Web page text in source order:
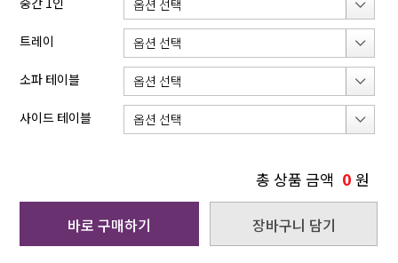
트레이
소파 테이블
사이드 테이블
총 상품 금액 0 원
바로 구매하기 장바구니 담기